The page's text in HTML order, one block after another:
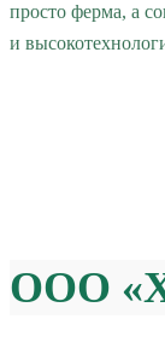
просто ферма, а
и
ООО